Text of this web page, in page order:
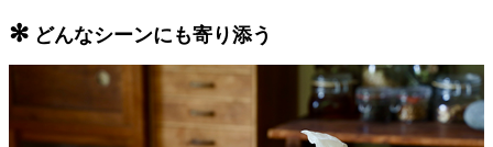
✻ どんなシーンにも寄り添う